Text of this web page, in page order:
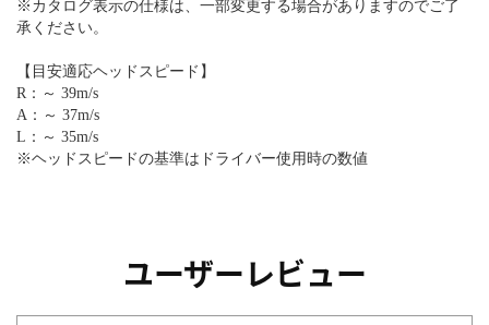
※カタログ表示の仕様は、一部変更する場合がありますのでご了
承ください。
【目安適応ヘッドスピード】
R：～ 39m/s
A：～ 37m/s
L：～ 35m/s
※ヘッドスピードの基準はドライバー使用時の数値
ユーザーレビュー